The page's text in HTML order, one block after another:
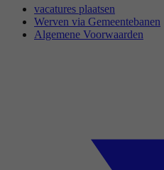
vacatures plaatsen
Werven via Gemeentebanen
Algemene Voorwaarden